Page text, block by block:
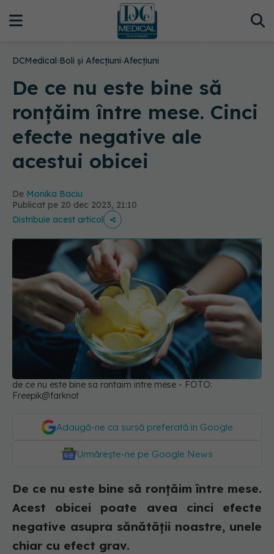
DCMedical›Boli și Afecțiuni›Afecțiuni
De ce nu este bine să
ronțăim între mese. Cinci
efecte negative ale
acestui obicei
De Monika Baciu
Publicat pe 20 dec 2023, 21:10
Distribuie acest articol
de ce nu este bine sa rontaim intre mese - FOTO:
Freepik@farknot
Adaugă-ne ca sursă preferată în Google
Urmărește-ne pe Google News
De ce nu este bine să ronțăim între mese.
Acest obicei poate avea cinci efecte
negative asupra sănătății noastre, unele
chiar cu efect grav.